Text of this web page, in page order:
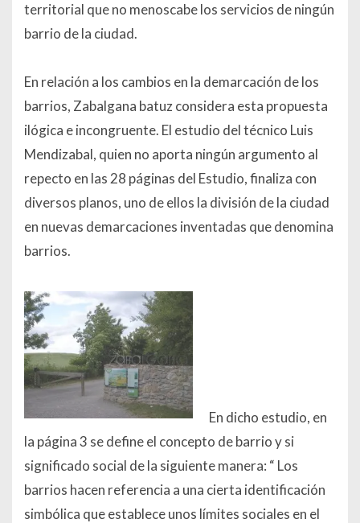
territorial que no menoscabe los servicios de ningún
barrio de la ciudad.
En relación a los cambios en la demarcación de los
barrios, Zabalgana batuz considera esta propuesta
ilógica e incongruente. El estudio del técnico Luis
Mendizabal, quien no aporta ningún argumento al
repecto en las 28 páginas del Estudio, finaliza con
diversos planos, uno de ellos la división de la ciudad
en nuevas demarcaciones inventadas que denomina
barrios.
En dicho estudio, en
la página 3 se define el concepto de barrio y si
significado social de la siguiente manera: “ Los
barrios hacen referencia a una cierta identificación
simbólica que establece unos límites sociales en el